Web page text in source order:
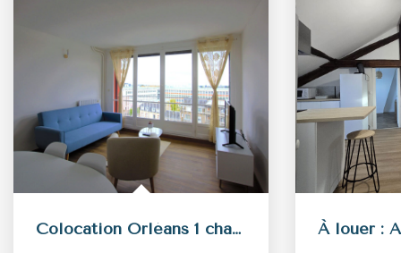
Colocation Orléans 1 chambre - Appartement 79 m2 - Proche...